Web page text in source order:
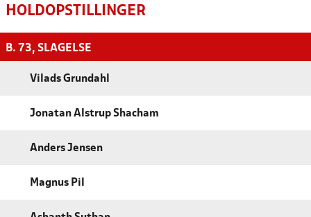
HOLDOPSTILLINGER
B. 73, SLAGELSE
Vilads Grundahl
Jonatan Alstrup Shacham
Anders Jensen
Magnus Pil